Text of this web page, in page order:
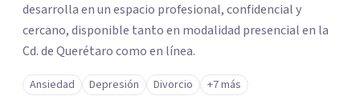
desarrolla en un espacio profesional, confidencial y
cercano, disponible tanto en modalidad presencial en la
Cd. de Querétaro como en línea.
Ansiedad Depresión Divorcio +7 más